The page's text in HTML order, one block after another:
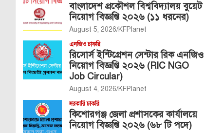
বাংলাদেশ প্রকৌশল বিশ্ববিদ্যালয় বুয়েট
নিয়োগ বিজ্ঞপ্তি ২০২৬ (১১ ধরনের)
August 5, 2026 KFPlanet
এনজিও চাকরি
রিসোর্স ইন্টিগ্রেশন সেন্টার রিক এনজিও
নিয়োগ বিজ্ঞপ্তি ২০২৬ (RIC NGO
Job Circular)
August 4, 2026 KFPlanet
সরকারি চাকরি
কিশোরগঞ্জ জেলা প্রশাসকের কার্যালয়ে
নিয়োগ বিজ্ঞপ্তি ২০২৬ (৬৮ টি পদে)